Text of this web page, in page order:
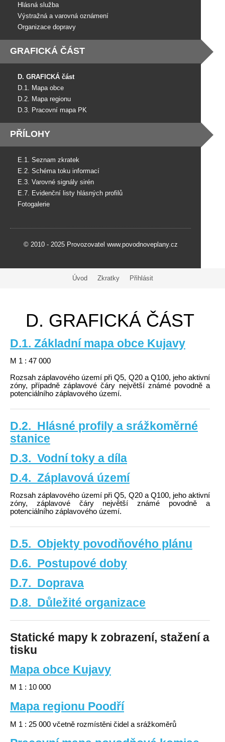
Hlásná služba
Výstražná a varovná oznámení
Organizace dopravy
GRAFICKÁ ČÁST
D. GRAFICKÁ část
D.1. Mapa obce
D.2. Mapa regionu
D.3. Pracovní mapa PK
PŘÍLOHY
E.1. Seznam zkratek
E.2. Schéma toku informací
E.3. Varovné signály sirén
E.7. Evidenční listy hlásných profilů
Fotogalerie
© 2010 - 2025 Provozovatel www.povodnoveplany.cz
Úvod Zkratky Přihlásit
D. GRAFICKÁ ČÁST
D.1. Základní mapa obce Kujavy
M 1 : 47 000
Rozsah záplavového území při Q5, Q20 a Q100, jeho aktivní
zóny, případně záplavové čáry největší známé povodně a
potenciálního záplavového území.
D.2. Hlásné profily a srážkoměrné
stanice
D.3. Vodní toky a díla
D.4. Záplavová území
Rozsah záplavového území při Q5, Q20 a Q100, jeho aktivní
zóny, záplavové čáry největší známé povodně a
potenciálního záplavového území.
D.5. Objekty povodňového plánu
D.6. Postupové doby
D.7. Doprava
D.8. Důležité organizace
Statické mapy k zobrazení, stažení a
tisku
Mapa obce Kujavy
M 1 : 10 000
Mapa regionu Poodří
M 1 : 25 000 včetně rozmístěni čidel a srážkoměrů